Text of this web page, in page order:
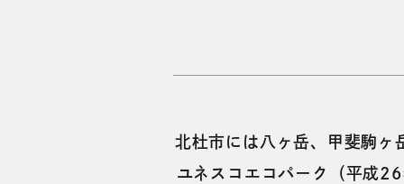
北杜市には八ヶ岳、甲斐駒
ユネスコエコパーク（平成